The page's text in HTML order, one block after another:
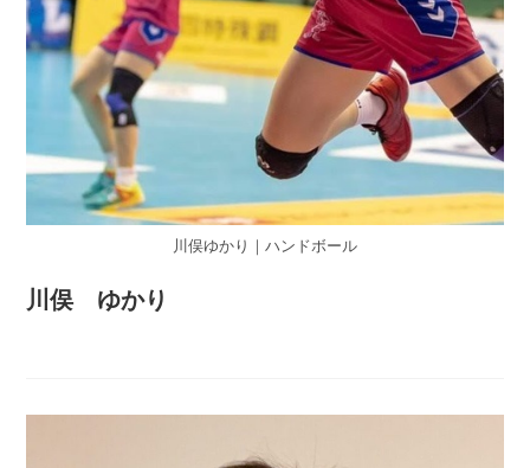
川俣ゆかり｜ハンドボール
川俣 ゆかり